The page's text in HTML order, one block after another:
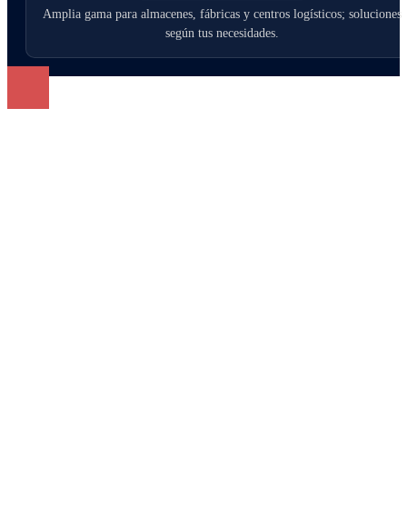
Amplia gama para almacenes, fábricas y centros logísticos; soluciones
según tus necesidades.